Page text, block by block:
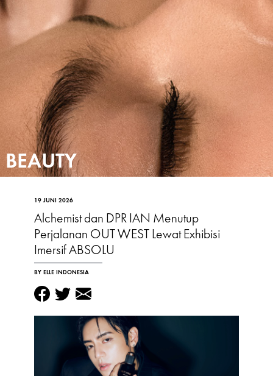
BEAUTY
19 JUNI 2026
Alchemist dan DPR IAN Menutup
Perjalanan OUT WEST Lewat Exhibisi
Imersif ABSOLU
BY ELLE INDONESIA